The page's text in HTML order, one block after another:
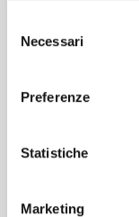
chiaro, semplice
vuoi dare il tuo
"Accetta
banner non
delNecessari
Preferenze
Statistiche
Marketing
Per
Inoltre,